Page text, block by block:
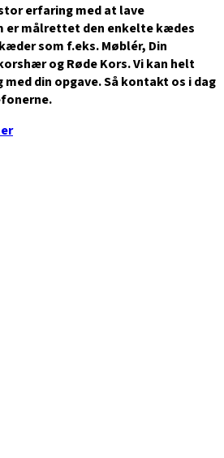
stor erfaring med at lave
er målrettet den enkelte kædes
som f.eks. Møblér, Din
og Røde Kors. Vi kan helt
din opgave. Så kontakt os i dag